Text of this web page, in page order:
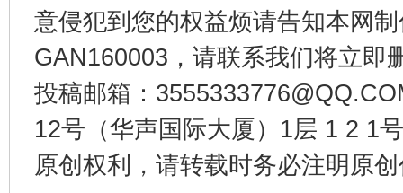
意侵犯到您的权益烦请告知本网
GAN160003，请联系我们将立即
投稿邮箱：
12号（华声国际大厦）1层 1 2 1
原创权利，请转载时务必注明原
一批国家标准开始实施